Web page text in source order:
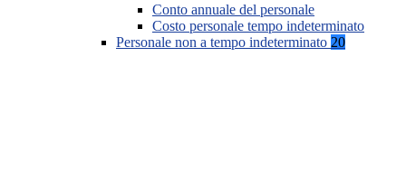
Conto annuale del personale
Costo personale tempo indeterminato
Personale non a tempo indeterminato 20